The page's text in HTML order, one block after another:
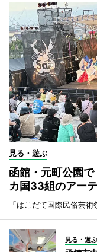
見る・遊ぶ
函館・元町公園
カ国33組のアー
「はこだて国際民俗芸
見る・遊ぶ